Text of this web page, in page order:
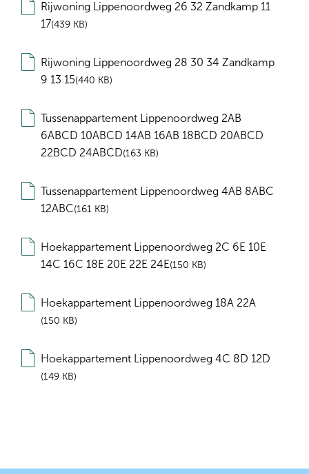
Rijwoning Lippenoordweg 26 32 Zandkamp 11
17 439 KB
Rijwoning Lippenoordweg 28 30 34 Zandkamp
9 13 15 440 KB
Tussenappartement Lippenoordweg 2AB
6ABCD 10ABCD 14AB 16AB 18BCD 20ABCD
22BCD 24ABCD 163 KB
Tussenappartement Lippenoordweg 4AB 8ABC
12ABC 161 KB
Hoekappartement Lippenoordweg 2C 6E 10E
14C 16C 18E 20E 22E 24E 150 KB
Hoekappartement Lippenoordweg 18A 22A
150 KB
Hoekappartement Lippenoordweg 4C 8D 12D
149 KB